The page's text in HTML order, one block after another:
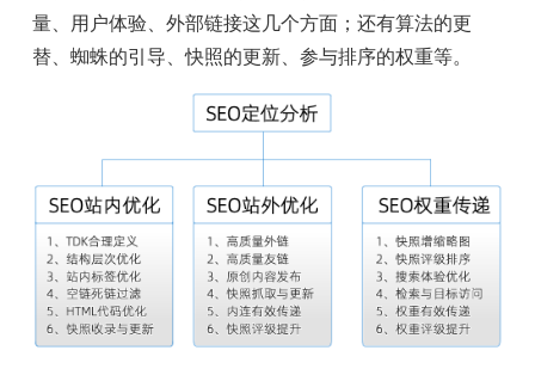
量、用户体验、外部链接这几个方面；还有算法的更
替、蜘蛛的引导、快照的更新、参与排序的权重等。